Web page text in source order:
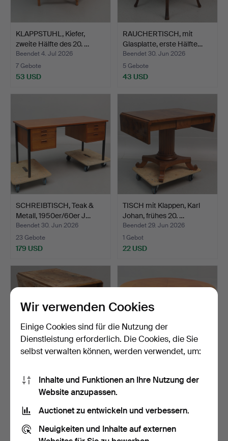
KLAPPSTUHL, Kiefer,
zweite Hälfte des 20. …
Beendet 4. Jul 2026
7 Gebote
53 USD
RAUCHERTISCH, mit
Glasplatte, erste Hälfte…
Beendet 30. Jun 2026
5 Gebote
43 USD
SCHREIBTISCH, Teak &
Metall, 1950er/60er J…
Beendet 30. Jun 2026
23 Gebote
179 USD
TISCH mit Klappen, Karl
Johan, frühes 20. …
Beendet 29. Jun 2026
1 Gebot
22 USD
KLAPPSTUHL, Kiefer,
bäuerlich, 19./20. Jah…
Beendet 17. Jun 2026
4 Gebote
SÄULENTISCH, Birke,
1 Gebot
Wir verwenden Cookies
Einige Cookies sind für die Nutzung der
Dienstleistung erforderlich. Die Cookies, die Sie
selbst verwalten können, werden verwendet, um:
Inhalte und Funktionen an Ihre Nutzung der
Website anzupassen.
Auctionet zu entwickeln und verbessern.
Neuigkeiten und Inhalte auf externen